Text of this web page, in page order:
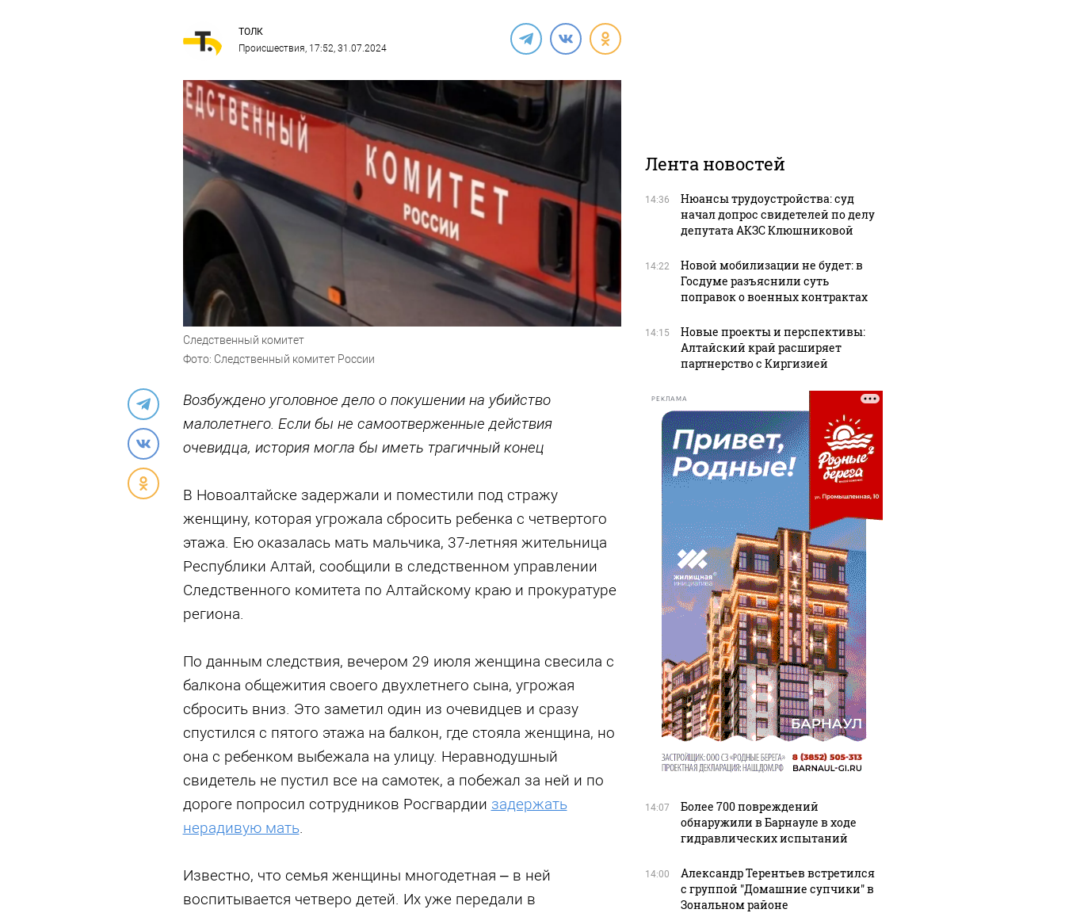
ТОЛК
Происшествия, 17:52, 31.07.2024
Следственный комитет
Фото: Следственный комитет России
Возбуждено уголовное дело о покушении на убийство
малолетнего. Если бы не самоотверженные действия
очевидца, история могла бы иметь трагичный конец
В Новоалтайске задержали и поместили под стражу
женщину, которая угрожала сбросить ребенка с четвертого
этажа. Ею оказалась мать мальчика, 37-летняя жительница
Республики Алтай, сообщили в следственном управлении
Следственного комитета по Алтайскому краю и прокуратуре
региона.
По данным следствия, вечером 29 июля женщина свесила с
балкона общежития своего двухлетнего сына, угрожая
сбросить вниз. Это заметил один из очевидцев и сразу
спустился с пятого этажа на балкон, где стояла женщина, но
она с ребенком выбежала на улицу. Неравнодушный
свидетель не пустил все на самотек, а побежал за ней и по
дороге попросил сотрудников Росгвардии задержать
нерадивую мать.
Известно, что семья женщины многодетная – в ней
воспитывается четверо детей. Их уже передали в
Лента новостей
14:36
Нюансы трудоустройства: суд
начал допрос свидетелей по делу
депутата АКЗС Клюшниковой
14:22
Новой мобилизации не будет: в
Госдуме разъяснили суть
поправок о военных контрактах
14:15
Новые проекты и перспективы:
Алтайский край расширяет
партнерство с Киргизией
РЕКЛАМА
14:07
Более 700 повреждений
обнаружили в Барнауле в ходе
гидравлических испытаний
14:00
Александр Терентьев встретился
с группой "Домашние супчики" в
Зональном районе